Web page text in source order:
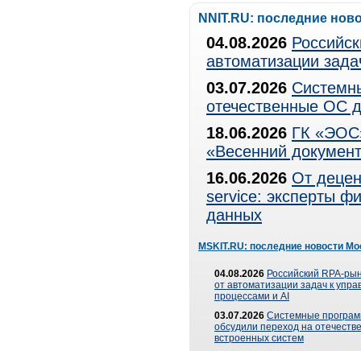
NNIT.RU: последние
04.08.2026
автоматизации
03.07.2026
отечественные ОС
18.06.2026 ГК
«Весенний
16.06.2026 От
service: эксперты
данных
MSKIT.RU: последние новости
04.08.2026 Российский RPA-
от автоматизации задач к
процессами и AI
03.07.2026 Системные
обсудили переход на
встроенных систем